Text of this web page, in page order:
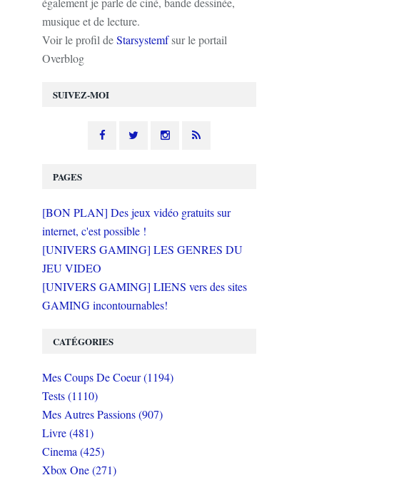
SUIVEZ-MOI
musique et de lecture.
Voir le profil deStarsystemfsur le portail
Overblog
PAGES
[BON PLAN] Des jeux vidéo gratuits sur
internet, c'est possible !
[UNIVERS GAMING] LES GENRES DU
JEU VIDEO
[UNIVERS GAMING] LIENS vers des sites
GAMING incontournables!
CATÉGORIES
Mes Coups De Coeur (1194)
Tests (1110)
Mes Autres Passions (907)
Livre (481)
Cinema (425)
Xbox One (271)